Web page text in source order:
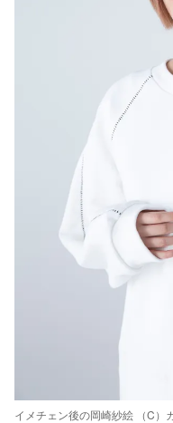
イメチェン後の岡崎紗絵 （C）